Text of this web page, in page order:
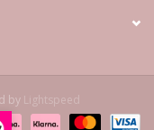
by Lightspeed